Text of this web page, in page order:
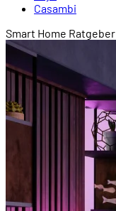
Casambi
Smart Home Ratgeber